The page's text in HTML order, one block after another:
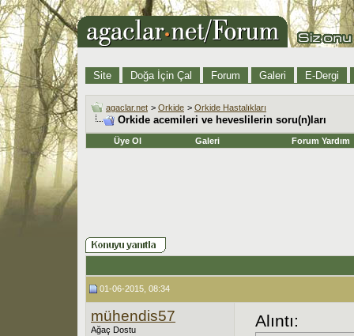
Site Doğa İçin Çal Forum Galeri E-Dergi
agaclar.net > Orkide > Orkide Hastalıkları
Orkide acemileri ve heveslilerin soru(n)ları
Üye Ol Galeri Forum Yardım
01-06-2015, 08:34
mühendis57
Ağaç Dostu Alıntı: